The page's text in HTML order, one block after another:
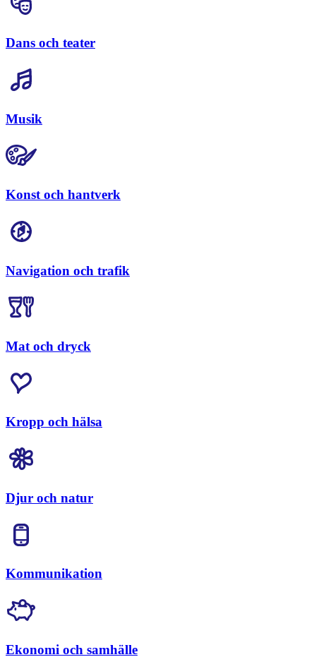
Dans och teater
Musik
Konst och hantverk
Navigation och trafik
Mat och dryck
Kropp och hälsa
Djur och natur
Kommunikation
Ekonomi och samhälle